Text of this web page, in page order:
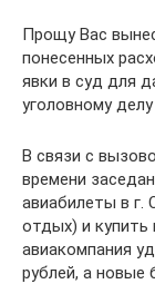
Прощу Вас
понесенных
явки в суд для
уголовному
В связи с
времени
авиабилеты в г.
отдых) и купить
авиакомпания
рублей, а новые